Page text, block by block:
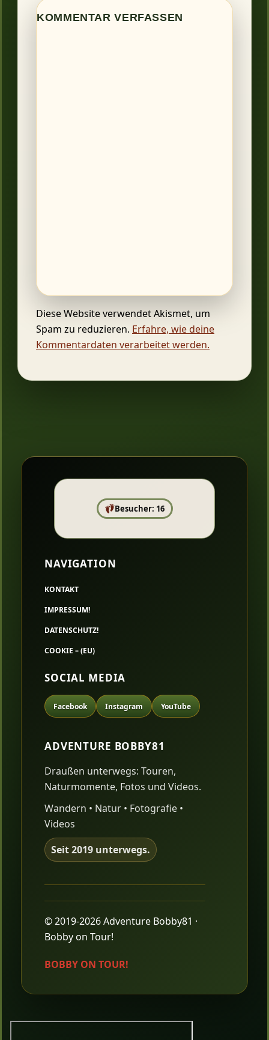
KOMMENTAR VERFASSEN
Diese Website verwendet Akismet, um
Spam zu reduzieren. Erfahre, wie deine
Kommentardaten verarbeitet werden.
Besucher: 16
NAVIGATION
KONTAKT
IMPRESSUM!
DATENSCHUTZ!
COOKIE – (EU)
SOCIAL MEDIA
Facebook Instagram YouTube
ADVENTURE BOBBY81
Draußen unterwegs: Touren,
Naturmomente, Fotos und Videos.
Wandern • Natur • Fotografie •
Videos
Seit 2019 unterwegs.
© 2019-2026 Adventure Bobby81 ·
Bobby on Tour!
BOBBY ON TOUR!